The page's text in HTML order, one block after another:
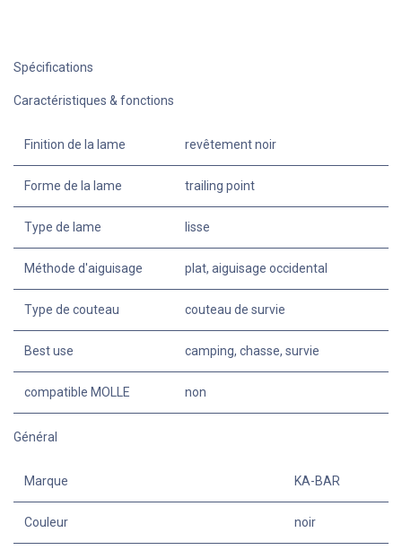
Spécifications
Caractéristiques & fonctions
Finition de la lame revêtement noir
Forme de la lame trailing point
Type de lame lisse
Méthode d'aiguisage plat, aiguisage occidental
Type de couteau couteau de survie
Best use camping, chasse, survie
compatible MOLLE non
Général
Marque KA-BAR
Couleur noir